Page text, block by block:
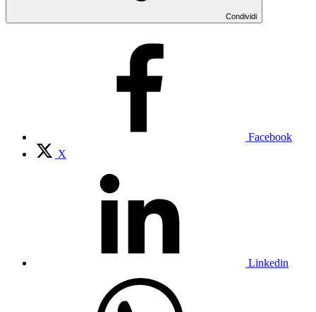
Condividi
Facebook
X
Linkedin